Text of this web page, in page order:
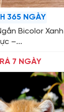
365 NGÀY
Bicolor Xanh
–...
7 NGÀY